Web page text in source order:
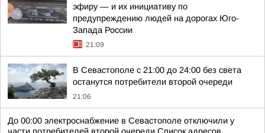
эфиру — и их инициативу по
предупреждению людей на дорогах Юго-
Запада России
21:09
В Севастополе с 21:00 до 24:00 без света
останутся потребители второй очереди
21:06
До 00:00 электроснабжение в Севастополе отключили у